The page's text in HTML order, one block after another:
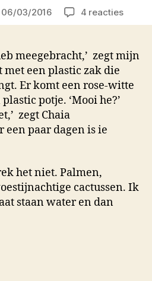
06/03/2016 4 reactiesop
Een
karma
meegebracht,’ zegt mijn
met een plastic zak die
Er komt een rose-witte
potje. ‘Mooi he?’
zegt Chaia
een paar dagen is ie
het niet. Palmen,
cactussen. Ik
staan water en dan